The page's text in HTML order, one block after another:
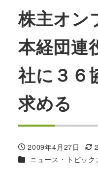
株主オ
本経団連
社に３６
求める
投稿日
2009年4月27日
更
カテゴリー
ニュース・トピック